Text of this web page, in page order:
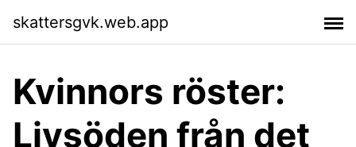
skattersgvk.web.app
Kvinnors röster:
Livsöden från det